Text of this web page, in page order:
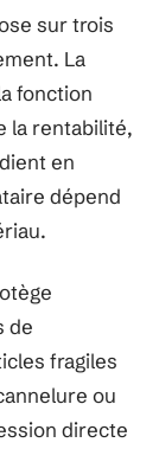
sur trois
La
fonction
la rentabilité,
en
dépend
de
fragiles
ou
directe